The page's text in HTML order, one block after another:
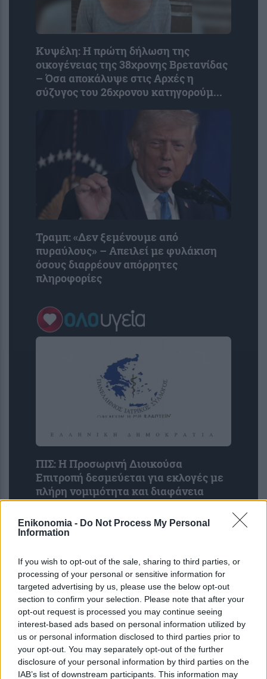
Enikonomia - Do Not Process My Personal
Information
If you wish to opt-out of the sale, sharing to third parties, or
processing of your personal or sensitive information for
targeted advertising by us, please use the below opt-out
section to confirm your selection. Please note that after your
opt-out request is processed you may continue seeing
interest-based ads based on personal information utilized by
us or personal information disclosed to third parties prior to
your opt-out. You may separately opt-out of the further
disclosure of your personal information by third parties on the
IAB’s list of downstream participants. This information may
Κυψέλη: Η πρώτη δήλωση της
οικογένειας της 38χρονης Βρετανίδας
– Όσα αποκάλυψε στις Aρχές η
σύζυγος του 26χρονου κατηγορούμ...
Τραμπ: «Δεν ξεμένουμε από
πυραύλους» – Απειλεί με φυλάκιση
όσους διαρρέουν απόρρητες
πληροφορίες
ΠΙΣ: Η Προσωρινή Διοικούσα
Επιτροπή δεσμεύεται για εκλογές με
πλήρη νομιμότητα και διαφάνεια
«Μου έδιναν 2,5 χρόνια ζωής»: Η
ιστορία της γυναίκας που νίκησε τα
προγνωστικά και έδωσε φωνή στους